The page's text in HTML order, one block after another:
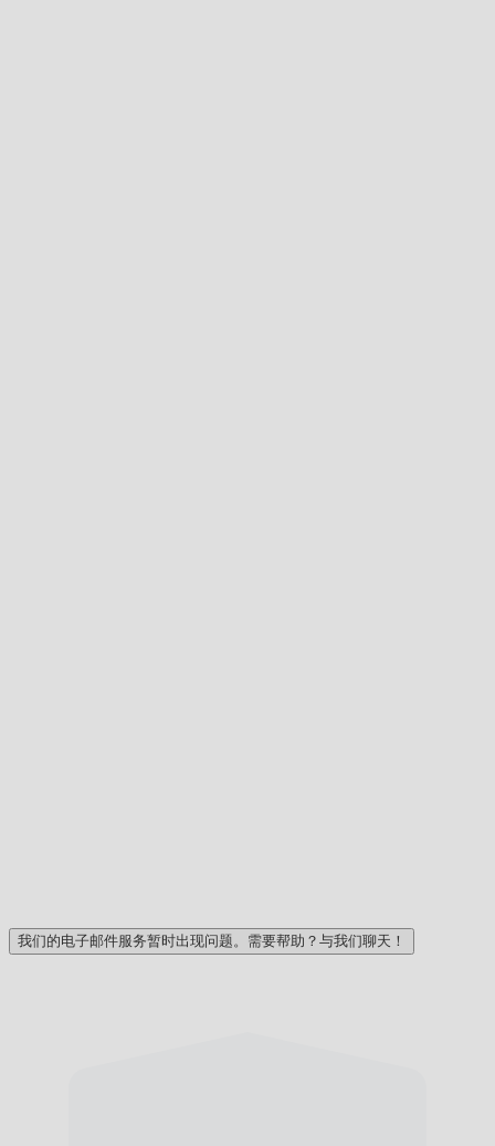
我们的电子邮件服务暂时出现问题。需要帮助？与我们聊天！